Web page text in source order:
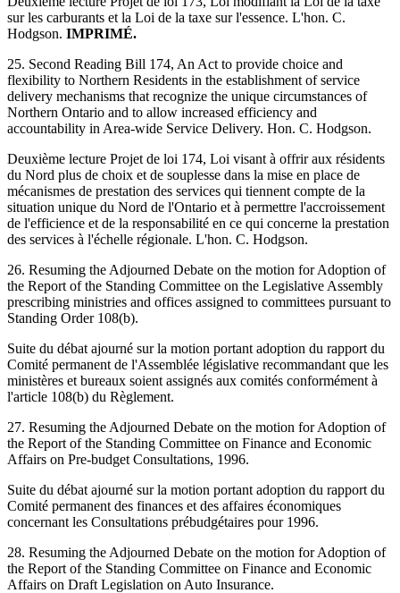
sur les carburants et la Loi de la taxe sur l'essence. L'hon. C.
Hodgson. IMPRIMÉ.
25. Second Reading Bill 174, An Act to provide choice and
flexibility to Northern Residents in the establishment of service
delivery mechanisms that recognize the unique circumstances of
Northern Ontario and to allow increased efficiency and
accountability in Area-wide Service Delivery. Hon. C. Hodgson.
Deuxième lecture Projet de loi 174, Loi visant à offrir aux résidents
du Nord plus de choix et de souplesse dans la mise en place de
mécanismes de prestation des services qui tiennent compte de la
situation unique du Nord de l'Ontario et à permettre l'accroissement
de l'efficience et de la responsabilité en ce qui concerne la prestation
des services à l'échelle régionale. L'hon. C. Hodgson.
26. Resuming the Adjourned Debate on the motion for Adoption of
the Report of the Standing Committee on the Legislative Assembly
prescribing ministries and offices assigned to committees pursuant to
Standing Order 108(b).
Suite du débat ajourné sur la motion portant adoption du rapport du
Comité permanent de l'Assemblée législative recommandant que les
ministères et bureaux soient assignés aux comités conformément à
l'article 108(b) du Règlement.
27. Resuming the Adjourned Debate on the motion for Adoption of
the Report of the Standing Committee on Finance and Economic
Affairs on Pre-budget Consultations, 1996.
Suite du débat ajourné sur la motion portant adoption du rapport du
Comité permanent des finances et des affaires économiques
concernant les Consultations prébudgétaires pour 1996.
28. Resuming the Adjourned Debate on the motion for Adoption of
the Report of the Standing Committee on Finance and Economic
Affairs on Draft Legislation on Auto Insurance.